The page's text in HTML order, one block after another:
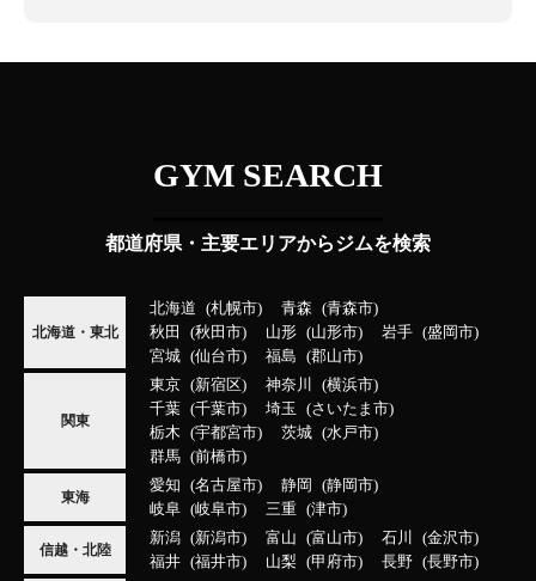
GYM SEARCH
都道府県・主要エリアからジムを検索
北海道・東北
北海道 札幌市 青森
青森市
秋田
秋田市 山形 山形市 岩手
盛岡市
宮城
仙台市 福島 郡山市
関東
東京 新宿区 神奈川
横浜市
千葉
千葉市 埼玉
さいたま市
栃木
宇都宮市 茨城
水戸市
群馬
前橋市
東海
愛知 名古屋市 静岡
静岡市
岐阜
岐阜市 三重 津市
信越・北陸
新潟 新潟市 富山 富山市 石川
金沢市
福井
福井市 山梨 甲府市 長野 長野市